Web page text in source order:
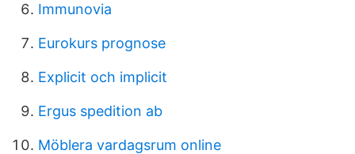
Immunovia
Eurokurs prognose
Explicit och implicit
Ergus spedition ab
Möblera vardagsrum online